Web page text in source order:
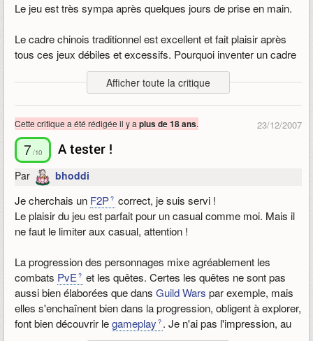
Le jeu est très sympa après quelques jours de prise en main.
Le cadre chinois traditionnel est excellent et fait plaisir après
tous ces jeux débiles et excessifs. Pourquoi inventer un cadre
fantaisiste quand ce cadre mythique de la Chine ancienne est
si profond et puissant ?
Mais le jeu est trop linéaire, même les cartes le sont. Très
dommage. On peut explorer, mais le jeu est tellement construit
pour être joué linéairement que ce n'est pas tentant d'explorer
et de vivre librement. Ca ne semble même pas viable, sauf en
pur RP (en handicapant son perso donc).
J'y joue depuis 15 jours. Je reviens de
ne me manque pas grâce à 9D.
Le grind est très bien géré (contrairement à SRO, où c'est tout
du grind). Dans 9D, on répartit son temps entre les quètes, le
social, etc.
Voilà donc un bémol, l'impression que le jeu entier est construit
comme un tutorial : fais ci, gagne ça, apprends ça. Paternaliste
et on est pris par la main. Manque de liberté et de différentes
Afficher toute la critique
23/12/2007
Cette critique a été rédigée il y a plus de 18 ans.
7 /10 A tester !
Par bhoddi
Je cherchais un F2P
correct, je suis servi !
Le plaisir du jeu est parfait pour un casual comme moi. Mais il
ne faut le limiter aux casual, attention !
La progression des personnages mixe agréablement les
combats PvE
et les quêtes. Certes les quêtes ne sont pas
aussi bien élaborées que dans Guild Wars par exemple, mais
elles s'enchaînent bien dans la progression, obligent à explorer,
font bien découvrir legameplay . Je n'ai pas l'impression, au